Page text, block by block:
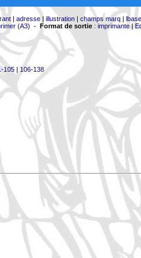
| adresse| illustration| champs marq| lbase
(A3) - Format de sortie: imprimante|
105| 106-138